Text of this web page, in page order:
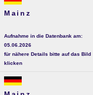
Mainz
Aufnahme in die Datenbank am:
05.06.2026
für nähere Details bitte auf das Bild
klicken